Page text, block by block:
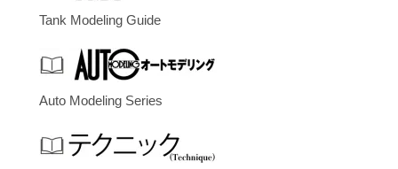
Tank Modeling Guide
Auto Modeling Series